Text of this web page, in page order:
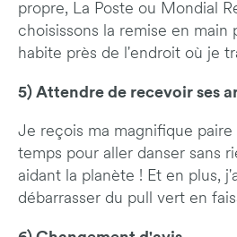
propre, La Poste ou Mondial
choisissons la remise en main
habite près de l'endroit où je
5) Attendre de recevoir ses
Je reçois ma magnifique paire
temps pour aller danser sans
aidant la planète ! Et en plus,
débarrasser du pull vert en